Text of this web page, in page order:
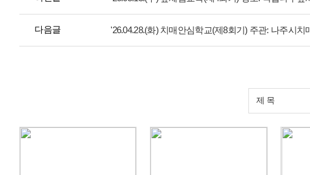
다음글 '26.04.28.(화) 치매안심학교(제8회기) 주관: 나주시